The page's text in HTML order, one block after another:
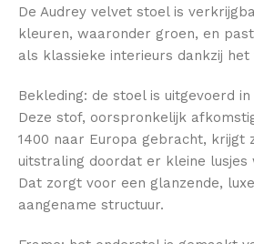
De Audrey velvet stoel is
kleuren, waaronder groen, en
als klassieke interieurs dankzij
Bekleding: de stoel is uitgevoerd
Deze stof, oorspronkelijk
1400 naar Europa gebracht, krijgt
uitstraling doordat er kleine lusjes
Dat zorgt voor een glanzende,
aangename structuur.